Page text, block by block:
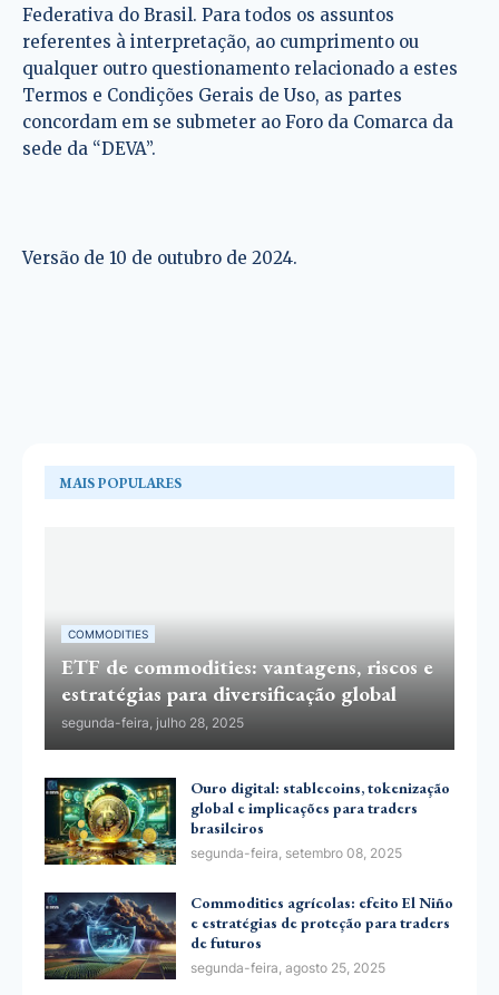
Federativa do Brasil. Para todos os assuntos
referentes à interpretação, ao cumprimento ou
qualquer outro questionamento relacionado a estes
Termos e Condições Gerais de Uso, as partes
concordam em se submeter ao Foro da Comarca da
sede da “DEVA”.
Versão de 10 de outubro de 2024.
MAIS POPULARES
COMMODITIES
ETF de commodities: vantagens, riscos e
estratégias para diversificação global
segunda-feira, julho 28, 2025
Ouro digital: stablecoins, tokenização
global e implicações para traders
brasileiros
segunda-feira, setembro 08, 2025
Commodities agrícolas: efeito El Niño
e estratégias de proteção para traders
de futuros
segunda-feira, agosto 25, 2025